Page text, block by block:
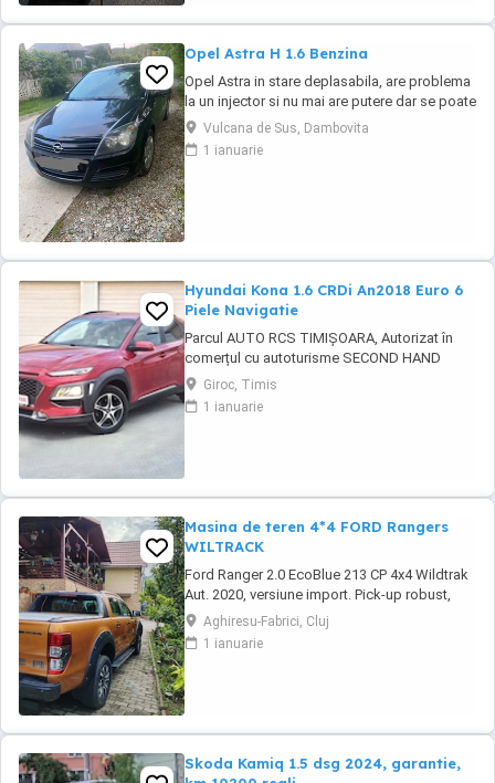
Opel Astra H 1.6 Benzina
Opel Astra in stare deplasabila, are problema
la un injector si nu mai are putere dar se poate
deplasa, pretul este negociabil la fata locului,
masina are si instalație Gpl omologată.
Vulcana de Sus, Dambovita
1 ianuarie
Hyundai Kona 1.6 CRDi An2018 Euro 6
Piele Navigatie
Parcul AUTO RCS TIMIȘOARA, Autorizat în
comerțul cu autoturisme SECOND HAND
IMPORT, - LIVRARE GRATUITĂ LA DOMICILIUL
CLIENTULUI (200KM) -Factura se va emite în
lei la cursul de vânzare euro al Bancii
Giroc, Timis
1 ianuarie
Masina de teren 4*4 FORD Rangers
WILTRACK
Ford Ranger 2.0 EcoBlue 213 CP 4x4 Wildtrak
Aut. 2020, versiune import. Pick-up robust,
performant și echipat complet, ideal pentru
activități profesionale sau aventuri off-road,
cu tehnologie modernă, tracțiune integrală și
Aghiresu-Fabrici, Cluj
1 ianuarie
Skoda Kamiq 1.5 dsg 2024, garantie,